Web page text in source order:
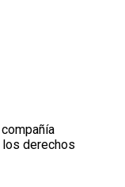
derechos